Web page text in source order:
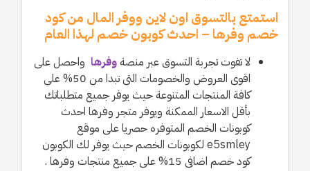
استمتع بالتسوق اون لاين ووفر المال من كود
خصم وفرها – احدث كوبون خصم لهذا العام
لا تفوت تجربة التسوق عبر منصة وفرها واحصل على
اقوى العروض والخصومات التى تبدا من 50% على
كافة المنتجات المتنوعة حيث يوفر جميع متطلباتك
بأقل الاسعار الممكنة ويوفر متجر وفرها احدث
كوبونات الخصم المتوفره حصريا على موقع
e5smley لكوبونات الخصم حيث يوفر لك الكوبون
كود خصم اضافى 15% على جميع منتجات وفرها .